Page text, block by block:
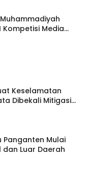
Kompetisi Media
Internasional
Keselamatan
Dibekali Mitigasi
Panganten Mulai
dan Luar Daerah